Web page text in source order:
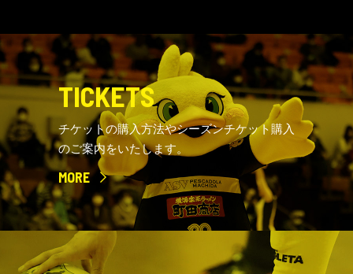
TICKETS
チケットの購入方法やシーズンチケット購入
のご案内をいたします。
MORE